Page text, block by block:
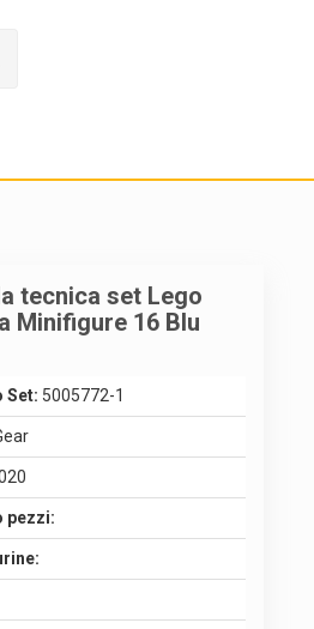
tecnica set Lego
Minifigure 16 Blu
Set: 5005772-1
pezzi: